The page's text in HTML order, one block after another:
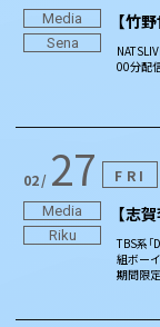
Media
Sena
【竹
00分配
02 27 FRI
Media
Riku
【志
TBS系
組ボー
期間限